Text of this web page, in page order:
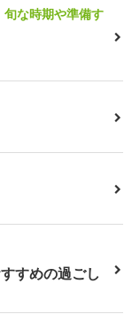
な時期や準備す
すめの過ごし